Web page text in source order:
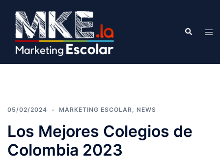
05/02/2024 MARKETING ESCOLAR, NEWS
Los Mejores Colegios de
Colombia 2023